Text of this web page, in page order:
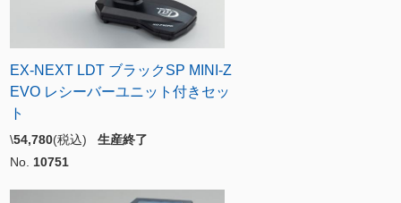
EX-NEXT LDT ブラックSP MINI-Z
EVO レシーバーユニット付きセッ
ト
\54,780(税込) 生産終了
No. 10751